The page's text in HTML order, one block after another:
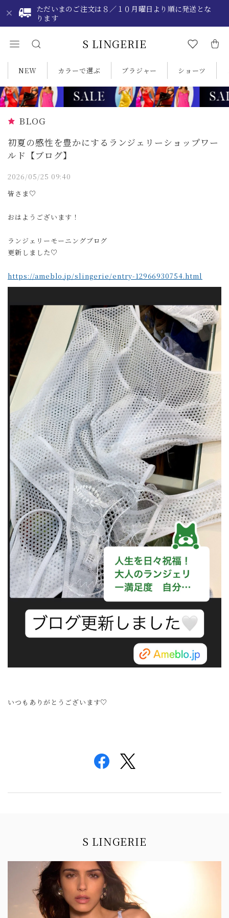
ただいまのご注文は８／１０月曜日より順に発送とな
ります
S LINGERIE
NEW カラーで選ぶ ブラジャー ショーツ
BLOG
初夏の感性を豊かにするランジェリーショップワー
ルド【ブログ】
2026/05/25 09:40
皆さま♡
おはようございます！
ランジェリーモーニングブログ
更新しました♡
https://ameblo.jp/slingerie/entry-12966930754.html
いつもありがとうございます♡
S LINGERIE